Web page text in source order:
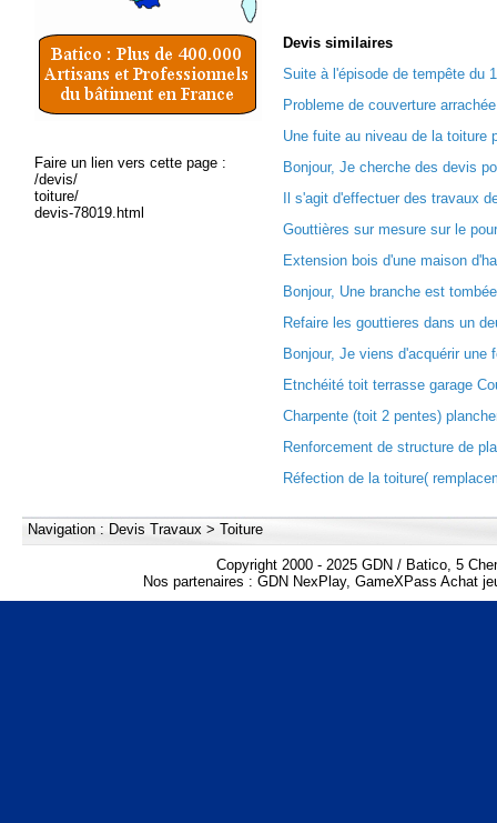
Faire un lien vers cette page :
/devis/
toiture/
devis-78019.html
Devis similaires
Suite à l'épisode de tempête du
Probleme de couverture
Une fuite au niveau de la toiture
Bonjour, Je cherche des devis
Il s'agit d'effectuer des travaux
Gouttières sur mesure sur le
Extension bois d'une maison
Bonjour, Une branche est
Refaire les gouttieres dans un
Bonjour, Je viens d'acquérir une
Etnchéité toit terrasse garage
Charpente (toit 2 pentes)
Renforcement de structure de
Réfection de la toiture(
Navigation : Devis Travaux > Toiture
Copyright 2000 - 2025 GDN / Batico, 5
Nos partenaires : GDN NexPlay, GameXPass Achat